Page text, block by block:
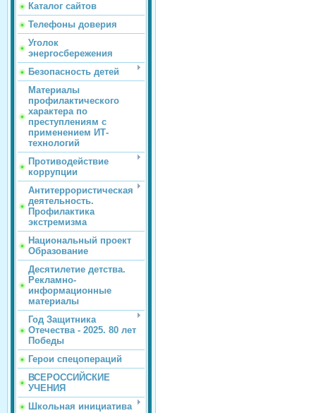
Каталог сайтов
Телефоны доверия
Уголок
энергосбережения
Безопасность детей
Материалы
профилактического
характера по
преступлениям с
применением ИТ-
технологий
Противодействие
коррупции
Антитеррористическая
деятельность.
Профилактика
экстремизма
Национальный проект
Образование
Десятилетие детства.
Рекламно-
информационные
материалы
Год Защитника
Отечества - 2025. 80 лет
Победы
Герои спецопераций
ВСЕРОССИЙСКИЕ
УЧЕНИЯ
Школьная инициатива